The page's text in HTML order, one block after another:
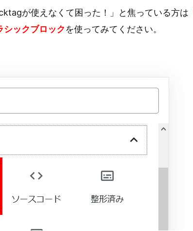
が使えなくて困った！」と焦っている方は
シックブロックを使ってみてください。